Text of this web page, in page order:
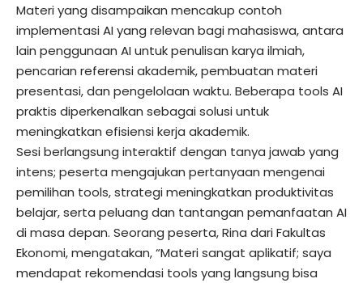
Materi yang disampaikan mencakup contoh
implementasi AI yang relevan bagi mahasiswa, antara
lain penggunaan AI untuk penulisan karya ilmiah,
pencarian referensi akademik, pembuatan materi
presentasi, dan pengelolaan waktu. Beberapa tools AI
praktis diperkenalkan sebagai solusi untuk
meningkatkan efisiensi kerja akademik.
Sesi berlangsung interaktif dengan tanya jawab yang
intens; peserta mengajukan pertanyaan mengenai
pemilihan tools, strategi meningkatkan produktivitas
belajar, serta peluang dan tantangan pemanfaatan AI
di masa depan. Seorang peserta, Rina dari Fakultas
Ekonomi, mengatakan, “Materi sangat aplikatif; saya
mendapat rekomendasi tools yang langsung bisa